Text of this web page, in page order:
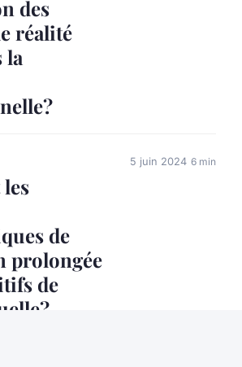
des
réalité
la
de
prolongée
de
5 juin 2024 6 min